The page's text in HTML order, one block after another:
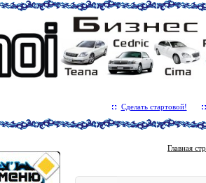
Сделать стартовой!
Главная